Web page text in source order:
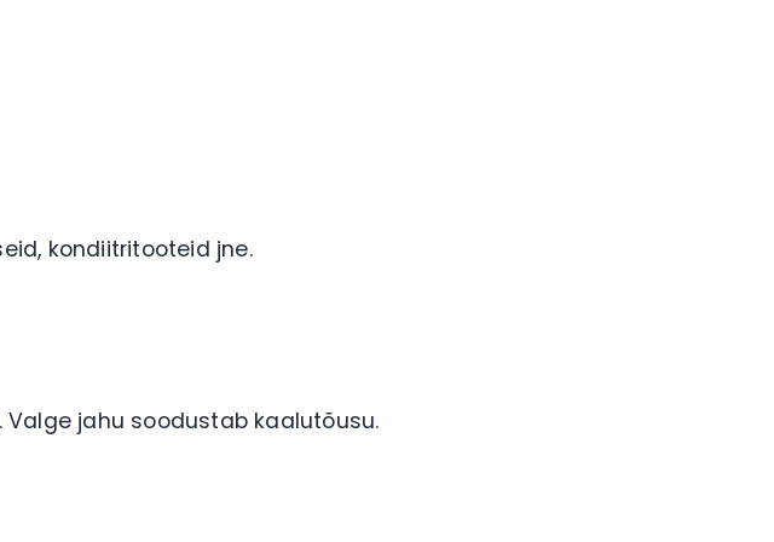
kondiitritooteid jne.
jahu soodustab kaalutõusu.